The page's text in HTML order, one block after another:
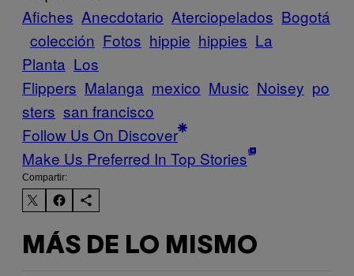
Afiches Anecdotario Aterciopelados Bogotá
colección Fotos hippie hippies La
Planta Los
Flippers Malanga mexico Music Noisey po
sters san francisco
Follow Us On Discover
Make Us Preferred In Top Stories
Compartir:
MÁS DE LO MISMO